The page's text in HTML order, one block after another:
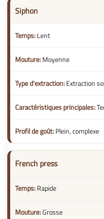
Siphon
Lent
Moyenne
Extraction
Plein, complexe
French press
Rapide
Grosse